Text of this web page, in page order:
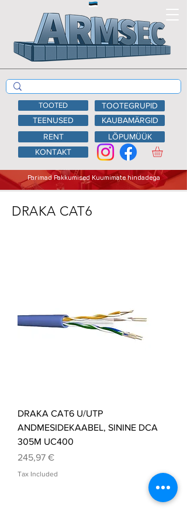
TEENUSED
KAUBAMÄRGID
RENT
LÕPUMÜÜK
KONTAKT
Parimad Pakkumised Kuumimate hindadega
TOOTED TOOTEGRUPID
DRAKA CAT6
DRAKA CAT6 U/UTP
ANDMESIDEKAABEL, SININE DCA
305M UC400
Price
245,97 €
Tax Included